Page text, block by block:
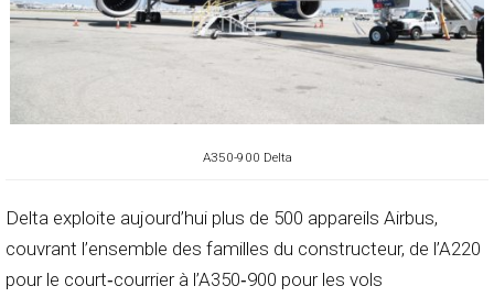
A350-900 Delta
Delta exploite aujourd’hui plus de 500 appareils Airbus,
couvrant l’ensemble des familles du constructeur, de l’A220
pour le court‑courrier à l’A350‑900 pour les vols